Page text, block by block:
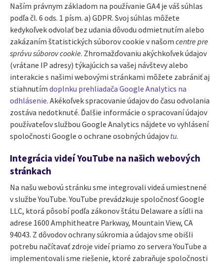
Naším právnym základom na používanie GA4 je váš súhlas
podľa čl. 6 ods. 1 písm. a) GDPR. Svoj súhlas môžete
kedykoľvek odvolať bez udania dôvodu odmietnutím alebo
zakázaním štatistických súborov cookie v našom centre pre
správu súborov cookie. Zhromažďovaniu akýchkoľvek údajov
(vrátane IP adresy) týkajúcich sa vašej návštevy alebo
interakcie s našimi webovými stránkami môžete zabrániť aj
stiahnutím doplnku prehliadača Google Analytics na
odhlásenie. Akékoľvek spracovanie údajov do času odvolania
zostáva nedotknuté. Ďalšie informácie o spracovaní údajov
používateľov službou Google Analytics nájdete vo vyhlásení
spoločnosti Google o ochrane osobných údajovtu.
Integrácia videí YouTube na našich webových
stránkach
Na našu webovú stránku sme integrovali videá umiestnené
v službe YouTube. YouTube prevádzkuje spoločnosť Google
LLC, ktorá pôsobí podľa zákonov štátu Delaware a sídli na
adrese 1600 Amphitheatre Parkway, Mountain View, CA
94043. Z dôvodov ochrany súkromia a údajov sme obišli
potrebu načítavať zdroje videí priamo zo servera YouTube a
implementovali sme riešenie, ktoré zabraňuje spoločnosti